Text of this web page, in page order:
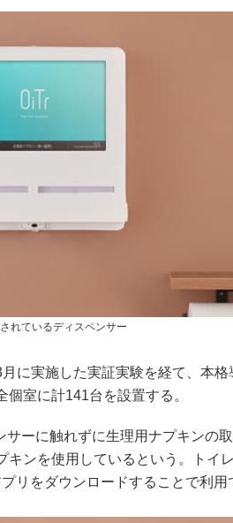
れているディスペンサー
に実施した実証実験を経て、本
室に計141台を設置する。
サーに触れずに生理用ナプキンの
キンを使用しているという。トイ
リをダウンロードすることで利用